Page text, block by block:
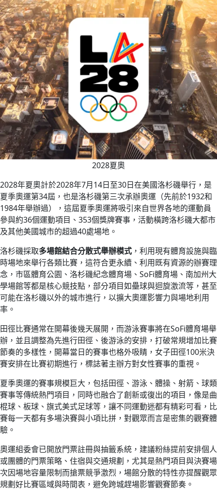
2028夏奧
2028年夏奧計於2028年7月14日至30日在美國洛杉磯舉行，是
夏季奧運第34屆，也是洛杉磯第三次承辦奧運（先前於1932和
1984年舉辦過），這屆夏季奧運將吸引來自世界各地的運動員
參與約36個運動項目、353個獎牌賽事，活動橫跨洛杉磯大都市
及其他美國城市的超過40處場地。
洛杉磯採取多場館結合分散式舉辦模式 ，利用現有體育設施與臨
時場地來舉行各類比賽，這符合更永續、利用既有資源的辦賽理
念，市區體育公園、洛杉磯紀念體育場、SoFi體育場、南加州大
學場館等都是核心競技點，部分項目如壘球與迴旋激流等，甚至
可能在洛杉磯以外的城市進行，以擴大奧運影響力與場地利用
率。
田徑比賽通常在開幕後幾天展開，而游泳賽事將在SoFi體育場舉
辦，並且調整為先進行田徑、後游泳的安排，打破常規增加比賽
節奏的多樣性，開幕當日的賽事也格外吸睛，女子田徑100米決
賽安排在比賽初期進行，標誌著主辦方對女性賽事的重視。
夏季奧運的賽事規模巨大，包括田徑、游泳、體操、射箭、球類
賽事等傳統熱門項目，同時也融合了創新或復出的項目，像是曲
棍球、板球、旗式美式足球等，讓不同運動迷都有精彩可看，比
賽每一天都有多場決賽與小項比拼，對觀眾而言是密集的觀賽體
驗。
奧運組委會已開放門票註冊與抽籤系統，建議粉絲提前安排個人
或團體的門票策略、住宿與交通規劃，尤其是熱門項目與決賽場
次因場地容量限制而搶票競爭激烈，場館分散的特性亦提醒觀眾
規劃好比賽區域與時間表，避免跨城趕場影響觀賽節奏。